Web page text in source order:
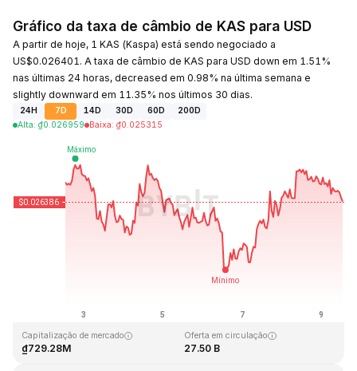
Gráfico da taxa de câmbio de KAS para USD
A partir de hoje, 1 KAS (Kaspa) está sendo negociado a
US$0.026401. A taxa de câmbio de KAS para USD down em 1.51%
nas últimas 24 horas, decreased em 0.98% na última semana e
slightly downward em 11.35% nos últimos 30 dias.
24H 7D 14D 30D 60D
200D
Alta: ₫0.026959 Baixa: ₫0.025315
Capitalização de mercado
₫729.28M
Oferta em circulação
27.50 B